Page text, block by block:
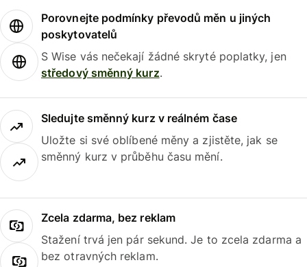
Porovnejte podmínky převodů měn u jiných
poskytovatelů
S Wise vás nečekají žádné skryté poplatky, jen
středový směnný kurz.
Sledujte směnný kurz v reálném čase
Uložte si své oblíbené měny a zjistěte, jak se
směnný kurz v průběhu času mění.
Zcela zdarma, bez reklam
Stažení trvá jen pár sekund. Je to zcela zdarma a
bez otravných reklam.